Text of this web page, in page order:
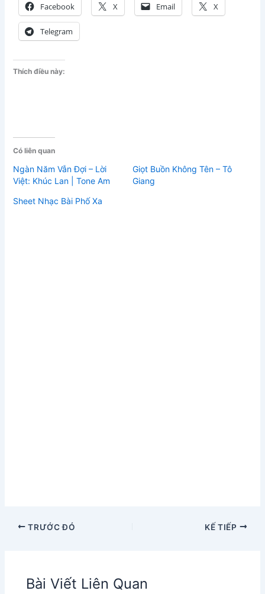
Facebook X Email X
Telegram
Thích điều này:
Có liên quan
Ngàn Năm Vẫn Đợi – Lời
Việt: Khúc Lan | Tone Am
Giọt Buồn Không Tên – Tô
Giang
Sheet Nhạc Bài Phố Xa
TRƯỚC ĐÓ KẾ TIẾP
Bài Viết Liên Quan